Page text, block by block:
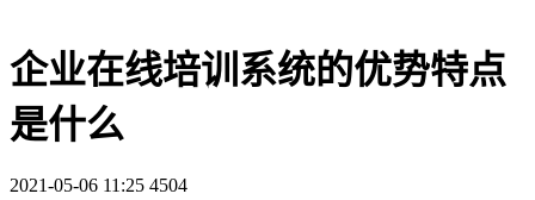
企业在线培训系统的优势特点
是什么
2021-05-06 11:25 4504